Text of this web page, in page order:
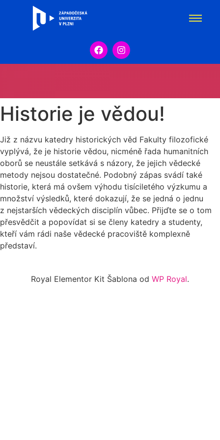
Historie je vědou!
Již z názvu katedry historických věd Fakulty filozofické
vyplývá, že je historie vědou, nicméně řada humanitních
oborů se neustále setkává s názory, že jejich vědecké
metody nejsou dostatečné. Podobný zápas svádí také
historie, která má ovšem výhodu tisíciletého výzkumu a
množství výsledků, které dokazují, že se jedná o jednu
z nejstarších vědeckých disciplín vůbec. Přijďte se o tom
přesvědčit a popovídat si se členy katedry a studenty,
kteří vám rádi naše vědecké pracoviště komplexně
představí.
Royal Elementor Kit Šablona od WP Royal.